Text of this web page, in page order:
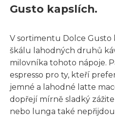
Gusto kapslích.
V sortimentu Dolce Gusto
škálu lahodných druhů
milovníka tohoto nápoje.
espresso pro ty, kteří
jemné a lahodné latte
dopřejí mírně sladký
nebo lunga také nepřijdou